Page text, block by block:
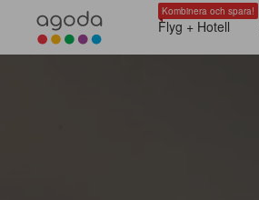
Kombinera och spara!
Flyg + Hotell